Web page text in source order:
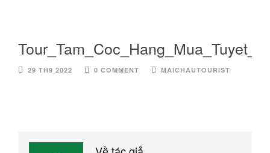
29 TH9 2022 0 COMMENT MAICHAUTOURIST